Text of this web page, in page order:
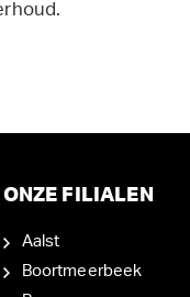
ONZE FILIALEN
Aalst
Boortmeerbeek